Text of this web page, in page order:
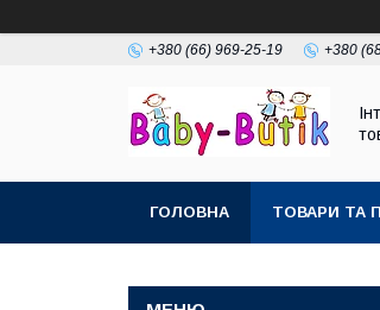
+380 (66) 969-25-19 +380
ГОЛОВНА ТОВАРИ ТА